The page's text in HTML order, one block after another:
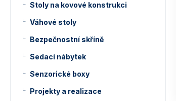
Stoly na kovové konstrukci
Váhové stoly
Bezpečnostní skříně
Sedací nábytek
Senzorické boxy
Projekty a realizace